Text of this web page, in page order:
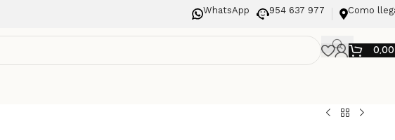
WhatsApp 954 637 977 Como